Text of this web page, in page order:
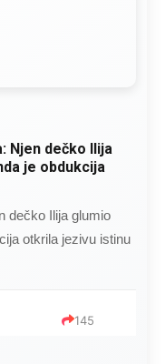
Njen dečko Ilija
je obdukcija
dečko Ilija glumio
otkrila jezivu istinu
145